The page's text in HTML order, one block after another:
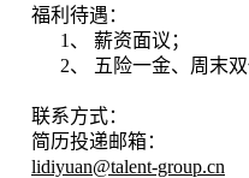
福利待遇：
1、 薪资面议；
2、 五险一金、周末
联系方式：
简历投递邮箱：
lidiyuan@talent-group.cn